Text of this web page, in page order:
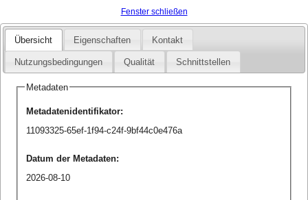
Fenster schließen
Übersicht Eigenschaften Kontakt
Nutzungsbedingungen Qualität Schnittstellen
Metadaten
Metadatenidentifikator:
11093325-65ef-1f94-c24f-9bf44c0e476a
Datum der Metadaten:
2026-08-10